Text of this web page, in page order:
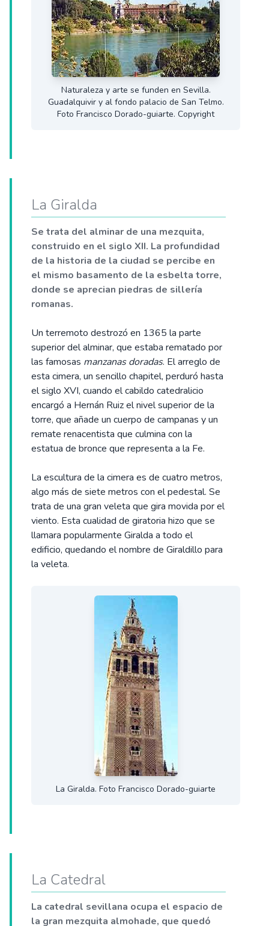
Naturaleza y arte se funden en Sevilla.
Guadalquivir y al fondo palacio de San Telmo.
Foto Francisco Dorado-guiarte. Copyright
La Giralda
Se trata del alminar de una mezquita,
construido en el siglo XII. La profundidad
de la historia de la ciudad se percibe en
el mismo basamento de la esbelta torre,
donde se aprecian piedras de sillería
romanas.
Un terremoto destrozó en 1365 la parte
superior del alminar, que estaba rematado por
las famosas manzanas doradas. El arreglo de
esta cimera, un sencillo chapitel, perduró hasta
el siglo XVI, cuando el cabildo catedralicio
encargó a Hernán Ruiz el nivel superior de la
torre, que añade un cuerpo de campanas y un
remate renacentista que culmina con la
estatua de bronce que representa a la Fe.
La escultura de la cimera es de cuatro metros,
algo más de siete metros con el pedestal. Se
trata de una gran veleta que gira movida por el
viento. Esta cualidad de giratoria hizo que se
llamara popularmente Giralda a todo el
edificio, quedando el nombre de Giraldillo para
la veleta.
La Giralda. Foto Francisco Dorado-guiarte
La Catedral
La catedral sevillana ocupa el espacio de
la gran mezquita almohade, que quedó